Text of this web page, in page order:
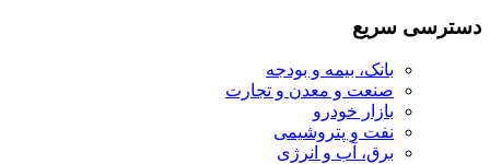
دسترسی سریع
بانک، بیمه و بودجه
صنعت و معدن و تجارت
بازار خودرو
نفت و پتروشیمی
برق، آب و انرژی